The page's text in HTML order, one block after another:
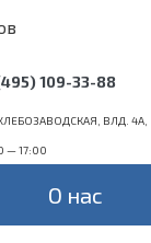
109-33-88
ВЛД. 4А,
— 17:00
О нас